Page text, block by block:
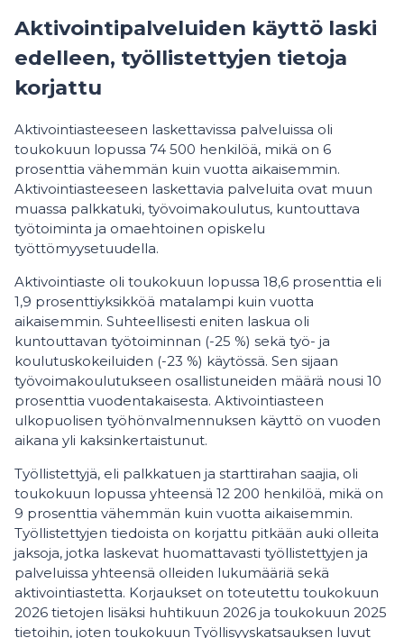
Aktivointipalveluiden käyttö laski
edelleen, työllistettyjen tietoja
korjattu
Aktivointiasteeseen laskettavissa palveluissa oli
toukokuun lopussa 74 500 henkilöä, mikä on 6
prosenttia vähemmän kuin vuotta aikaisemmin.
Aktivointiasteeseen laskettavia palveluita ovat muun
muassa palkkatuki, työvoimakoulutus, kuntouttava
työtoiminta ja omaehtoinen opiskelu
työttömyysetuudella.
Aktivointiaste oli toukokuun lopussa 18,6 prosenttia eli
1,9 prosenttiyksikköä matalampi kuin vuotta
aikaisemmin. Suhteellisesti eniten laskua oli
kuntouttavan työtoiminnan (-25 %) sekä työ- ja
koulutuskokeiluiden (-23 %) käytössä. Sen sijaan
työvoimakoulutukseen osallistuneiden määrä nousi 10
prosenttia vuodentakaisesta. Aktivointiasteen
ulkopuolisen työhönvalmennuksen käyttö on vuoden
aikana yli kaksinkertaistunut.
Työllistettyjä, eli palkkatuen ja starttirahan saajia, oli
toukokuun lopussa yhteensä 12 200 henkilöä, mikä on
9 prosenttia vähemmän kuin vuotta aikaisemmin.
Työllistettyjen tiedoista on korjattu pitkään auki olleita
jaksoja, jotka laskevat huomattavasti työllistettyjen ja
palveluissa yhteensä olleiden lukumääriä sekä
aktivointiastetta. Korjaukset on toteutettu toukokuun
2026 tietojen lisäksi huhtikuun 2026 ja toukokuun 2025
tietoihin, joten toukokuun Työllisyyskatsauksen luvut